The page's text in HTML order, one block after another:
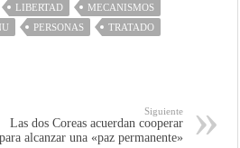
LIBERTAD
MECANISMOS
PERSONAS
TRATADO
Siguiente
Las dos Coreas acuerdan cooperar
para alcanzar una «paz permanente»